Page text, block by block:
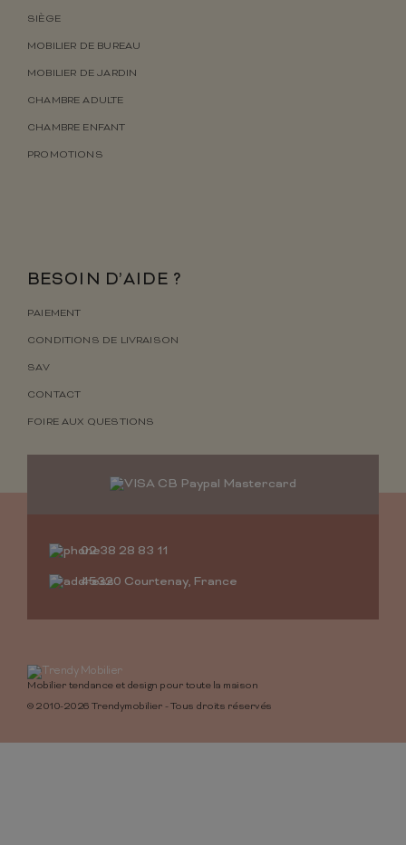
SIÈGE
MOBILIER DE BUREAU
MOBILIER DE JARDIN
CHAMBRE ADULTE
CHAMBRE ENFANT
PROMOTIONS
BESOIN D’AIDE ?
PAIEMENT
CONDITIONS DE LIVRAISON
SAV
CONTACT
FOIRE AUX QUESTIONS
02 38 28 83 11
45320 Courtenay, France
Mobilier tendance et design pour toute la maison
© 2010-2026 Trendymobilier - Tous droits réservés